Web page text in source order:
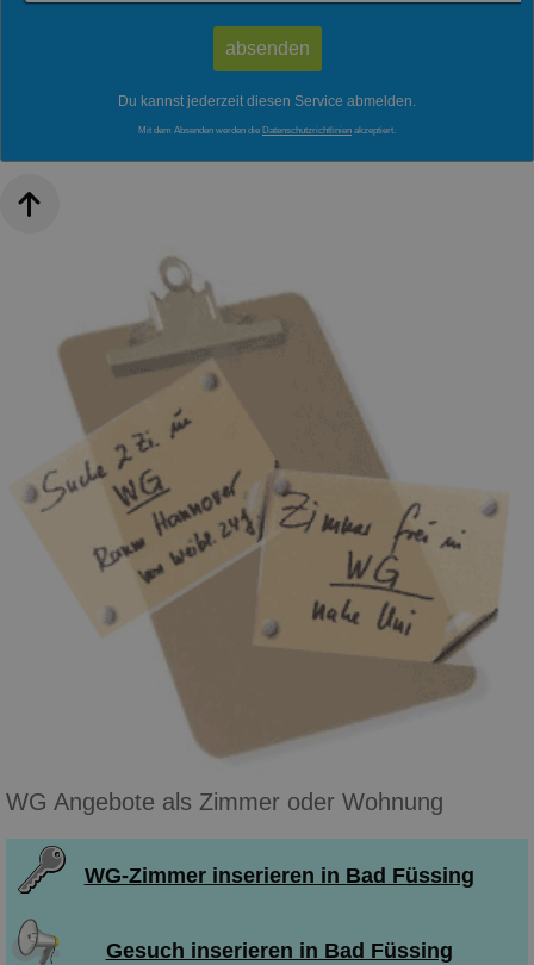
Du kannst jederzeit diesen Service abmelden.
Mit dem Absenden werden die Datenschutzrichtlinien akzeptiert.
WG Angebote als Zimmer oder Wohnung
WG-Zimmer inserieren in Bad Füssing
Gesuch inserieren in Bad Füssing